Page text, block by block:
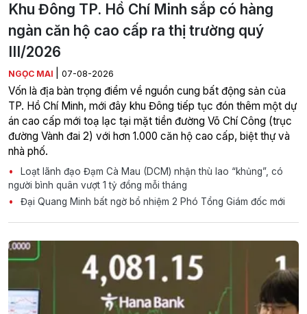
Khu Đông TP. Hồ Chí Minh sắp có hàng
ngàn căn hộ cao cấp ra thị trường quý
III/2026
NGỌC MAI 07-08-2026
Vốn là địa bàn trọng điểm về nguồn cung bất động sản của
TP. Hồ Chí Minh, mới đây khu Đông tiếp tục đón thêm một dự
án cao cấp mới toạ lạc tại mặt tiền đường Võ Chí Công (trục
đường Vành đai 2) với hơn 1.000 căn hộ cao cấp, biệt thự và
nhà phố.
Loạt lãnh đạo Đạm Cà Mau (DCM) nhận thù lao “khủng”, có
người bình quân vượt 1 tỷ đồng mỗi tháng
Đại Quang Minh bất ngờ bổ nhiệm 2 Phó Tổng Giám đốc mới